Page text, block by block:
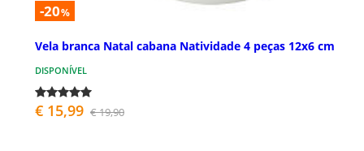
-20%
Vela branca Natal cabana Natividade 4 peças 12x6 cm
DISPONÍVEL
€ 15,99 € 19,90